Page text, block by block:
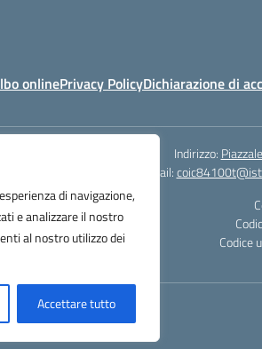
di navigazione,
e analizzare il nostro
al nostro utilizzo dei
Accettare tutto
onlinePrivacy PolicyDichiarazione di
Indirizzo:
Email:
Codice